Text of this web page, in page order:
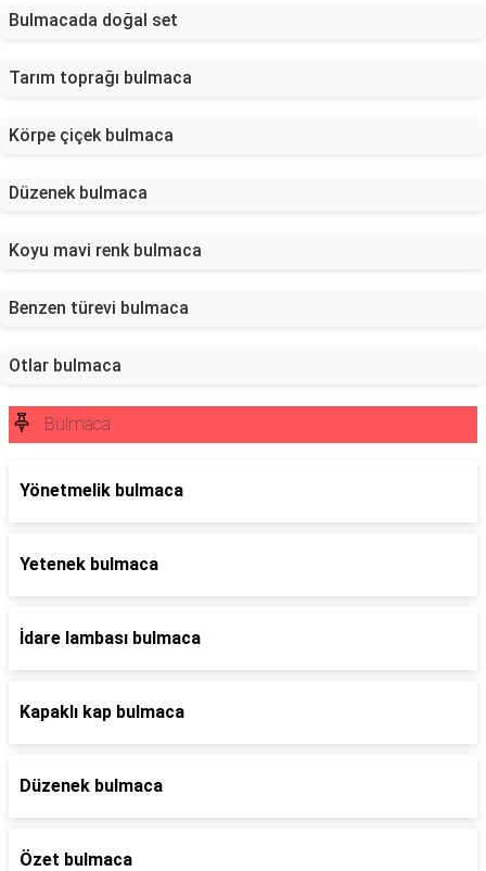
Bulmacada doğal set
Tarım toprağı bulmaca
Körpe çiçek bulmaca
Düzenek bulmaca
Koyu mavi renk bulmaca
Benzen türevi bulmaca
Otlar bulmaca
Bulmaca
Yönetmelik bulmaca
Yetenek bulmaca
İdare lambası bulmaca
Kapaklı kap bulmaca
Düzenek bulmaca
Özet bulmaca